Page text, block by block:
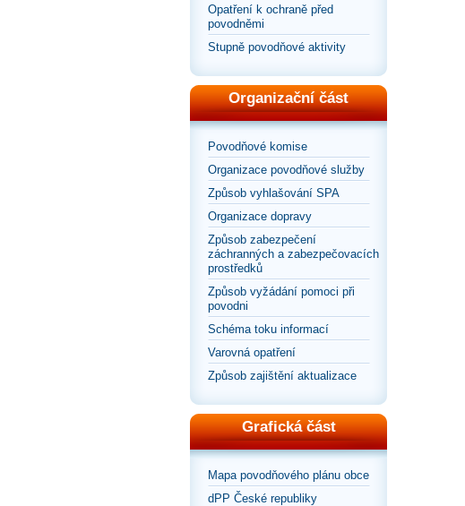
Opatření k ochraně před
povodněmi
Stupně povodňové aktivity
Organizační část
Povodňové komise
Organizace povodňové služby
Způsob vyhlašování SPA
Organizace dopravy
Způsob zabezpečení
záchranných a zabezpečovacích
prostředků
Způsob vyžádání pomoci při
povodni
Schéma toku informací
Varovná opatření
Způsob zajištění aktualizace
Grafická část
Mapa povodňového plánu obce
dPP České republiky